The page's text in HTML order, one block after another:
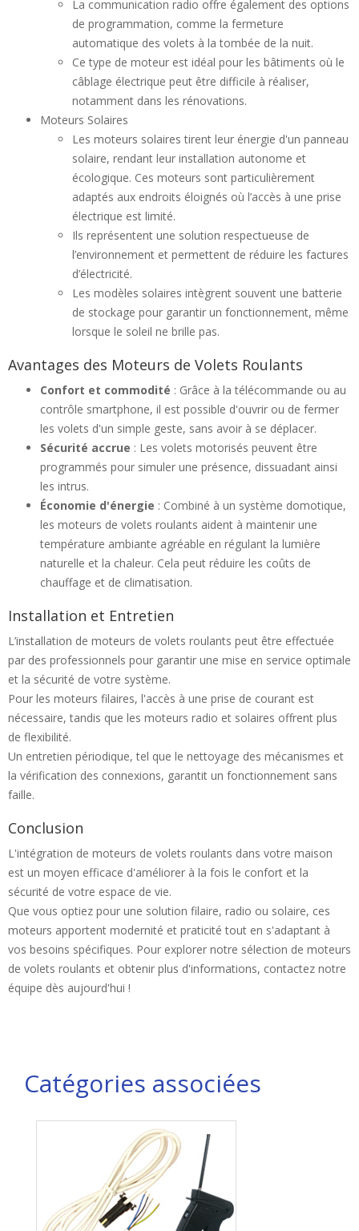
La communication radio offre également des options
de programmation, comme la fermeture
automatique des volets à la tombée de la nuit.
Ce type de moteur est idéal pour les bâtiments où le
câblage électrique peut être difficile à réaliser,
notamment dans les rénovations.
Moteurs Solaires
Les moteurs solaires tirent leur énergie d'un panneau
solaire, rendant leur installation autonome et
écologique. Ces moteurs sont particulièrement
adaptés aux endroits éloignés où l’accès à une prise
électrique est limité.
Ils représentent une solution respectueuse de
l’environnement et permettent de réduire les factures
d’électricité.
Les modèles solaires intègrent souvent une batterie
de stockage pour garantir un fonctionnement, même
lorsque le soleil ne brille pas.
Avantages des Moteurs de Volets Roulants
Confort et commodité : Grâce à la télécommande ou au
contrôle smartphone, il est possible d'ouvrir ou de fermer
les volets d'un simple geste, sans avoir à se déplacer.
Sécurité accrue : Les volets motorisés peuvent être
programmés pour simuler une présence, dissuadant ainsi
les intrus.
Économie d'énergie : Combiné à un système domotique,
les moteurs de volets roulants aident à maintenir une
température ambiante agréable en régulant la lumière
naturelle et la chaleur. Cela peut réduire les coûts de
chauffage et de climatisation.
Installation et Entretien
L’installation de moteurs de volets roulants peut être effectuée
par des professionnels pour garantir une mise en service optimale
et la sécurité de votre système.
Pour les moteurs filaires, l'accès à une prise de courant est
nécessaire, tandis que les moteurs radio et solaires offrent plus
de flexibilité.
Un entretien périodique, tel que le nettoyage des mécanismes et
la vérification des connexions, garantit un fonctionnement sans
faille.
Conclusion
L'intégration de moteurs de volets roulants dans votre maison
est un moyen efficace d'améliorer à la fois le confort et la
sécurité de votre espace de vie.
Que vous optiez pour une solution filaire, radio ou solaire, ces
moteurs apportent modernité et praticité tout en s'adaptant à
vos besoins spécifiques. Pour explorer notre sélection de moteurs
de volets roulants et obtenir plus d'informations, contactez notre
équipe dès aujourd'hui !
Catégories associées